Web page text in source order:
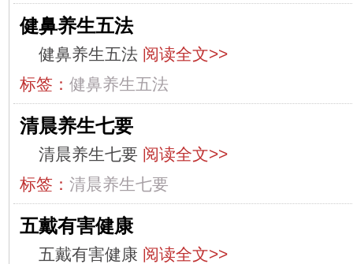
健鼻养生五法
健鼻养生五法 阅读全文>>
标签： 健鼻养生五法
清晨养生七要
清晨养生七要 阅读全文>>
标签： 清晨养生七要
五戴有害健康
五戴有害健康 阅读全文>>